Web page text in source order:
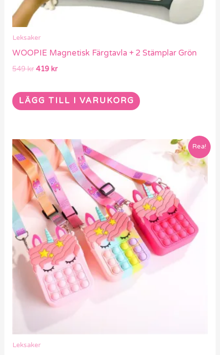
Leksaker
WOOPIE Magnetisk Färgtavla + 2 Stämplar Grön
549kr 419kr
LÄGG TILL I VARUKORG
Rea!
Leksaker
Det
ursprungliga
priset
var:
299 kr.
Det
nuvarande
priset
är:
249 kr.
Den
här
produkten
flera
varianter.
De
olika
alternativen